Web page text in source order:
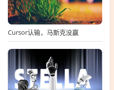
Cursor认输，马斯克没赢